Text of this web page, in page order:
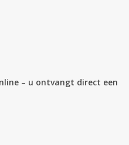
– u ontvangt direct een